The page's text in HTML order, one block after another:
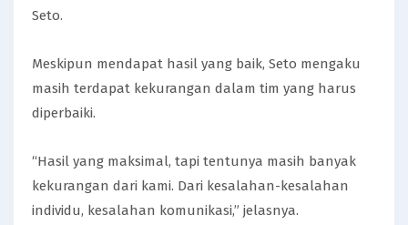
Seto.
Meskipun mendapat hasil yang baik, Seto mengaku
masih terdapat kekurangan dalam tim yang harus
diperbaiki.
“Hasil yang maksimal, tapi tentunya masih banyak
kekurangan dari kami. Dari kesalahan-kesalahan
individu, kesalahan komunikasi,” jelasnya.